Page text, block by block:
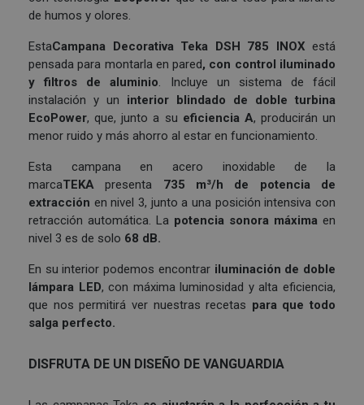
de humos y olores.
EstaCampana Decorativa Teka DSH 785 INOX está
pensada para montarla en pared, con control iluminado
y filtros de aluminio. Incluye un sistema de fácil
instalación y un interior blindado de doble turbina
EcoPower, que, junto a su eficiencia A, producirán un
menor ruido y más ahorro al estar en funcionamiento.
Esta campana
en acero inoxidable de la
marcaTEKA presenta 735 m³/h de potencia de
extracción en nivel 3, junto a una posición intensiva con
retracción automática. La potencia sonora máxima en
nivel 3 es de solo 68 dB.
En su interior podemos encontrariluminación de doble
lámpara LED, con máxima luminosidad y alta eficiencia,
que nos permitirá ver nuestras recetas para que todo
salga perfecto.
DISFRUTA DE UN DISEÑO DE VANGUARDIA